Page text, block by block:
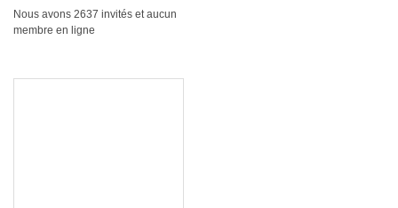
Nous avons 2637 invités et aucun
membre en ligne